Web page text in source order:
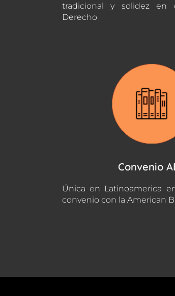
tradicional y solidez en
Derecho
Convenio
Única en Latinoamerica
convenio con la American